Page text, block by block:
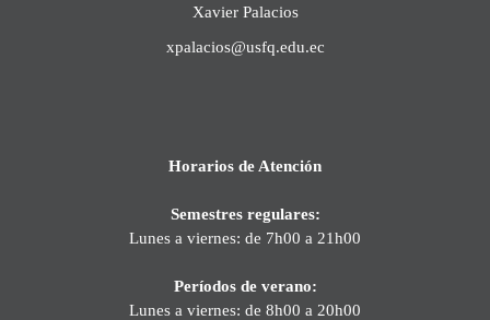
Xavier Palacios
xpalacios@usfq.edu.ec
Horarios de Atención
Semestres regulares:
Lunes a viernes: de 7h00 a 21h00
Períodos de verano:
Lunes a viernes: de 8h00 a 20h00